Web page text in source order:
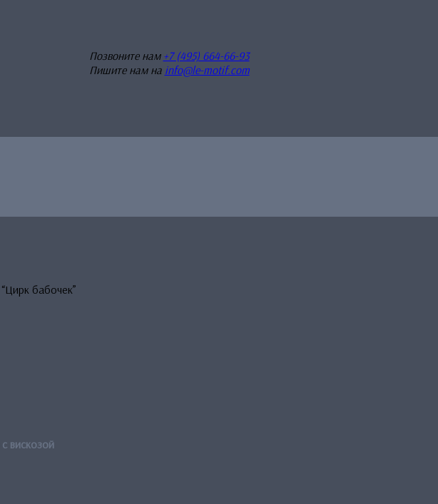
Позвоните нам +7 (495) 664-66-93
Пишите нам на info@le-motif.com
бабочек”
вискозой